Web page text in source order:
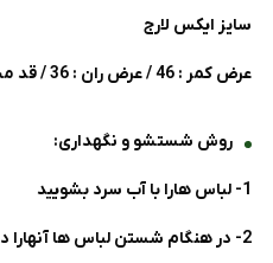
سایز ایکس لارج
عرض کمر : 46 / عرض ران : 36 / قد محصول : 104
روش شستشو و نگهداری:
1- لباس هارا با آب سرد بشویید
2- در هنگام شستن لباس ها آنهارا دسته بندی کنید